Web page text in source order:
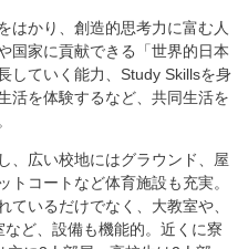
はかり、創造的思考力に富む人
国家に貢献できる「世界的日本
していく能力、Study Skillsを身
活を体験するなど、共同生活を
、広い校地にはグラウンド、屋
コートなど体育施設も充実。
いるだけでなく、大教室や、
ど、設備も機能的。近くに寮